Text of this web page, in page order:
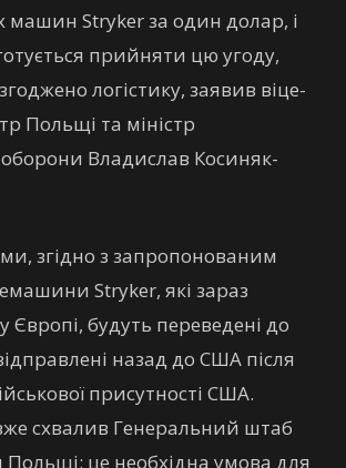
Stryker за один долар, і
прийняти цю угоду,
логістику, заявив віце-
Польщі та міністр
оборони Владислав Косиняк-
згідно з запропонованим
Stryker, які зараз
Європі, будуть переведені до
назад до США після
присутності США.
схвалив Генеральний штаб
це необхідна умова для